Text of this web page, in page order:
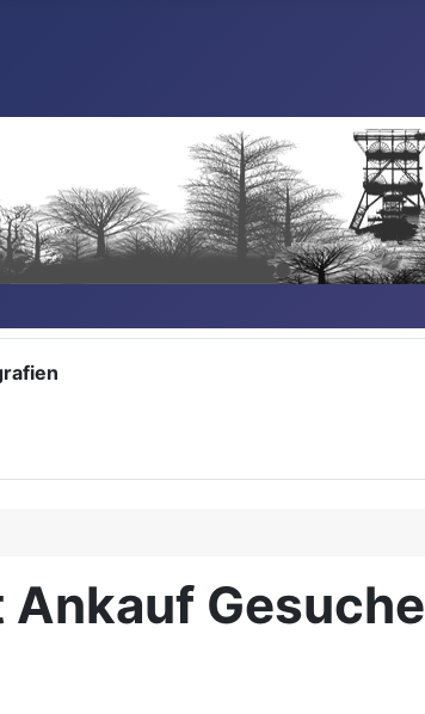
Ankauf Gesuche